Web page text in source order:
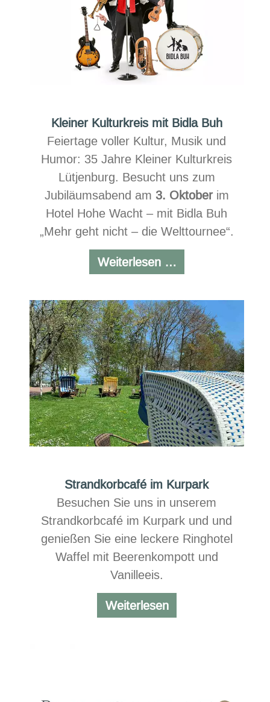
Kleiner Kulturkreis mit Bidla Buh
Feiertage voller Kultur, Musik und
Humor: 35 Jahre Kleiner Kulturkreis
Lütjenburg. Besucht uns zum
Jubiläumsabend am 3. Oktoberim
Hotel Hohe Wacht – mit Bidla Buh
„Mehr geht nicht – die Welttournee“.
Weiterlesen …
Kulturkreis
Bidla
Buh
Strandkorbcafé im Kurpark
Besuchen Sie uns in unserem
Strandkorbcafé im Kurpark und und
genießen Sie eine leckere Ringhotel
Waffel mit Beerenkompott und
Vanilleeis.
WeiterlesenStrandkorbcafé
im